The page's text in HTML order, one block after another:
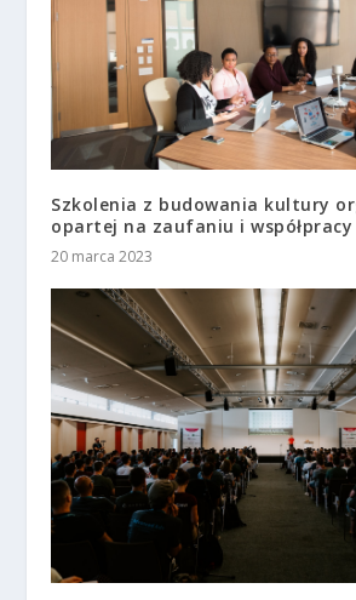
Szkolenia z budowania kultury
opartej na zaufaniu i współpracy
20 marca 2023